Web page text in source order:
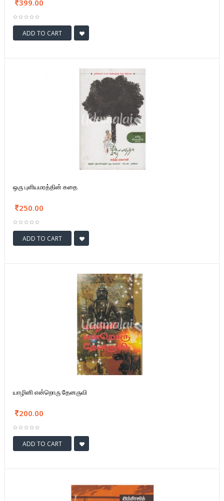
399.00
ADD TO CART
ஒரு புளியமரத்தின் கதை
250.00
ADD TO CART
யாழினி என்றொரு தேனருவி
200.00
ADD TO CART